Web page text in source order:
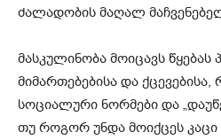
ძალადობის მაღალ
მასკულინობა მოიცავს წყებას
მიმართებებისა და
სოციალური ნორმები და
თუ როგორ უნდა მოიქცეს კაცი